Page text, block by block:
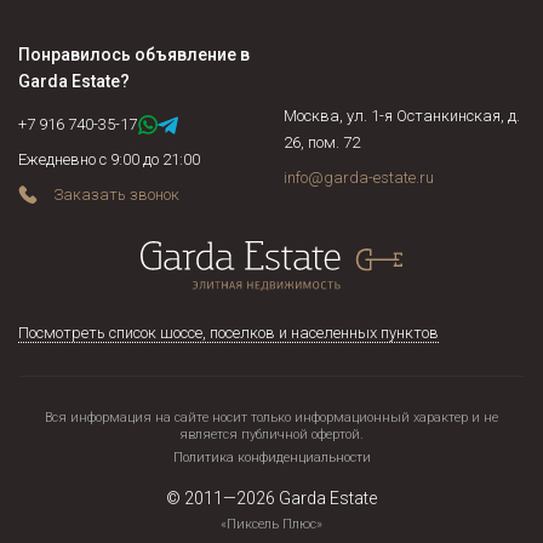
Понравилось объявление в
Garda Estate?
+7 916 740-35-17
Ежедневно с 9:00 до 21:00
Заказать звонок
Москва, ул. 1-я Останкинская, д.
26, пом. 72
info@garda-estate.ru
Посмотреть список шоссе, поселков и населенных пунктов
Вся информация на сайте носит только информационный характер и не
является публичной офертой.
Политика конфиденциальности
© 2011—2026 Garda Estate
«Пиксель Плюс»